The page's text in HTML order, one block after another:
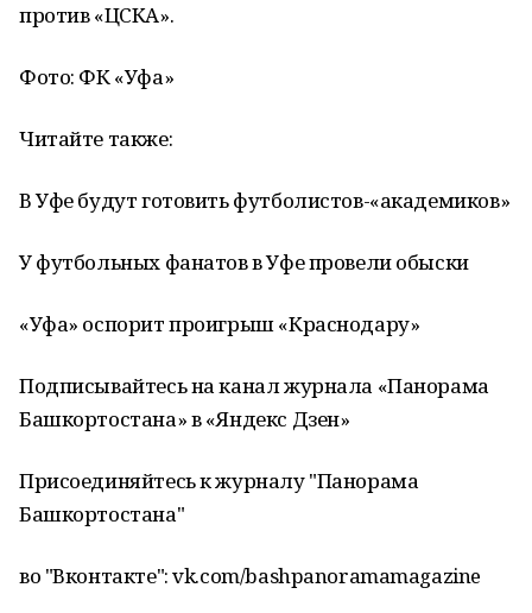
против «ЦСКА».
Фото: ФК «Уфа»
Читайте также:
В Уфе будут готовить футболистов-«академиков»
У футбольных фанатов в Уфе провели обыски
«Уфа» оспорит проигрыш «Краснодару»
Подписывайтесь на канал журнала «Панорама
Башкортостана» в «Яндекс Дзен»
Присоединяйтесь к журналу "Панорама
Башкортостана"
во "Вконтакте": vk.com/bashpanoramamagazine